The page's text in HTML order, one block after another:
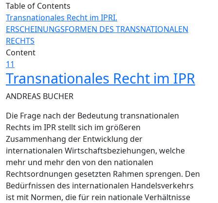
Table of Contents
Transnationales Recht im IPRI.
ERSCHEINUNGSFORMEN DES TRANSNATIONALEN
RECHTS
Content
11
Transnationales Recht im IPR
ANDREAS BUCHER
Die Frage nach der Bedeutung transnationalen
Rechts im IPR stellt sich im größeren
Zusammenhang der Entwicklung der
internationalen Wirtschaftsbeziehungen, welche
mehr und mehr den von den nationalen
Rechtsordnungen gesetzten Rahmen sprengen. Den
Bedürfnissen des internationalen Handelsverkehrs
ist mit Normen, die für rein nationale Verhältnisse